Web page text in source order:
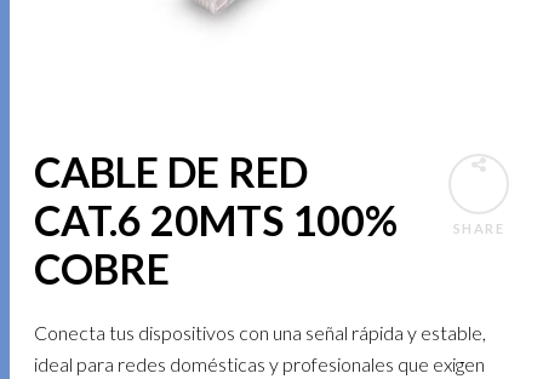
SHARE
CABLE DE RED
CAT.6 20MTS 100%
COBRE
Conecta tus dispositivos con una señal rápida y estable,
ideal para redes domésticas y profesionales que exigen